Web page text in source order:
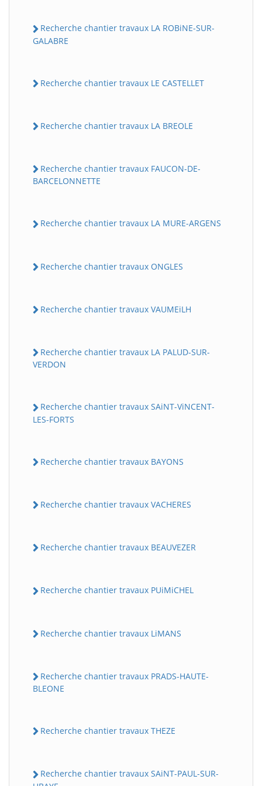
Recherche chantier travaux LA ROBiNE-SUR-
GALABRE
Recherche chantier travaux LE CASTELLET
Recherche chantier travaux LA BREOLE
Recherche chantier travaux FAUCON-DE-
BARCELONNETTE
Recherche chantier travaux LA MURE-ARGENS
Recherche chantier travaux ONGLES
Recherche chantier travaux VAUMEiLH
Recherche chantier travaux LA PALUD-SUR-
VERDON
Recherche chantier travaux SAiNT-ViNCENT-
LES-FORTS
Recherche chantier travaux BAYONS
Recherche chantier travaux VACHERES
Recherche chantier travaux BEAUVEZER
Recherche chantier travaux PUiMiCHEL
Recherche chantier travaux LiMANS
Recherche chantier travaux PRADS-HAUTE-
BLEONE
Recherche chantier travaux THEZE
Recherche chantier travaux SAiNT-PAUL-SUR-